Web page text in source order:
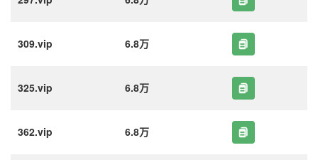
309.vip 6.8万
325.vip 6.8万
362.vip 6.8万